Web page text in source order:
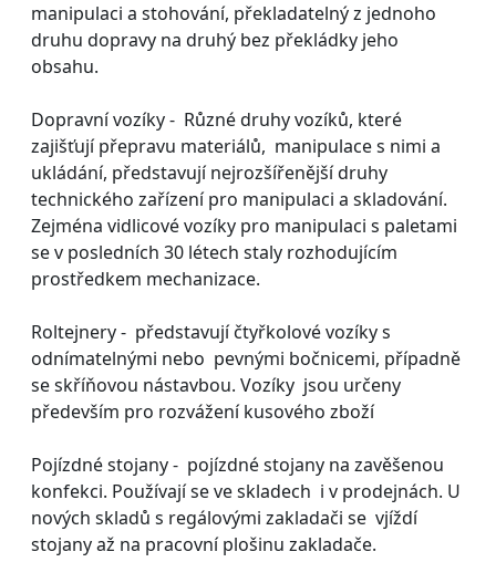
manipulaci a stohování, překladatelný z jednoho
druhu dopravy na druhý bez překládky jeho
obsahu.
Dopravní vozíky - Různé druhy vozíků, které
zajišťují přepravu materiálů, manipulace s nimi a
ukládání, představují nejrozšířenější druhy
technického zařízení pro manipulaci a skladování.
Zejména vidlicové vozíky pro manipulaci s paletami
se v posledních 30 létech staly rozhodujícím
prostředkem mechanizace.
Roltejnery - představují čtyřkolové vozíky s
odnímatelnými nebo pevnými bočnicemi, případně
se skříňovou nástavbou. Vozíky jsou určeny
především pro rozvážení kusového zboží
Pojízdné stojany - pojízdné stojany na zavěšenou
konfekci. Používají se ve skladech i v prodejnách. U
nových skladů s regálovými zakladači se vjíždí
stojany až na pracovní plošinu zakladače.